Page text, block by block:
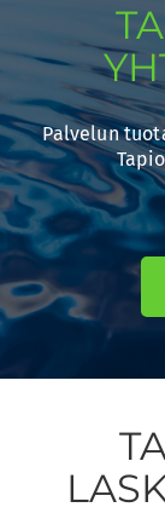
Palvelun